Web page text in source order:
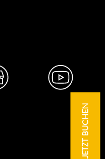
JETZT BUCHEN